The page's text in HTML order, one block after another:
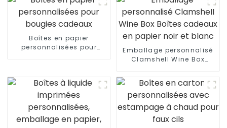
Boîtes en papier
personnalisées pour
Emballage personnalisé
Clamshell Wine Box
noir et blanc